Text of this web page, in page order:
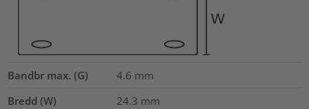
Bandbr max. (G) 4.6 mm
Bredd (W)
24.3 mm